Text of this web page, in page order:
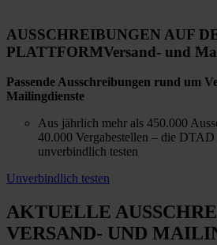
AUSSCHREIBUNGEN AUF
PLATTFORMVersand- und
Passende Ausschreibungen rund um
Mailingdienste
Aus jährlich mehr als 450.000
40.000 Vergabestellen – die
unverbindlich testen
Unverbindlich testen
AKTUELLE
VERSAND- UND